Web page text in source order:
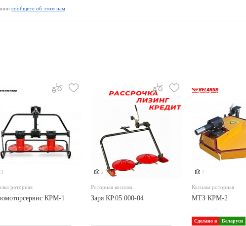
сообщите об этом нам
3
роторная
КРМ-1
2
Роторная косилка
Заря КР.05.000-04
7
Косилка роторная
МТЗ КРМ-2
Сделано в Беларуси